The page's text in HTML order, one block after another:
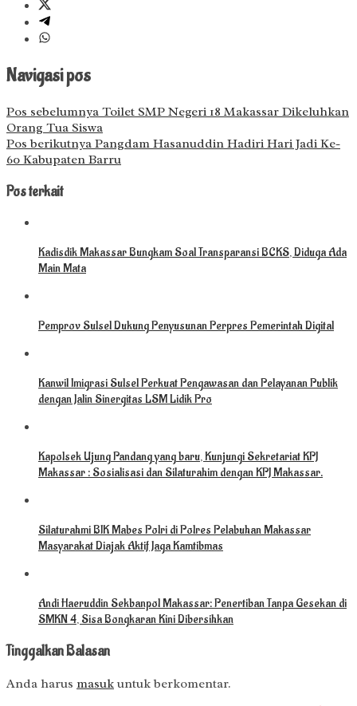
Navigasi pos
Pos sebelumnya Toilet SMP Negeri 18 Makassar Dikeluhkan
Orang Tua Siswa
Pos berikutnya Pangdam Hasanuddin Hadiri Hari Jadi Ke-
60 Kabupaten Barru
Pos terkait
Kadisdik Makassar Bungkam Soal Transparansi BCKS, Diduga Ada
Main Mata
Pemprov Sulsel Dukung Penyusunan Perpres Pemerintah Digital
Kanwil Imigrasi Sulsel Perkuat Pengawasan dan Pelayanan Publik
dengan Jalin Sinergitas LSM Lidik Pro
Kapolsek Ujung Pandang yang baru, Kunjungi Sekretariat KPJ
Makassar : Sosialisasi dan Silaturahim dengan KPJ Makassar.
Silaturahmi BIK Mabes Polri di Polres Pelabuhan Makassar
Masyarakat Diajak Aktif Jaga Kamtibmas
Andi Haeruddin Sekbanpol Makassar: Penertiban Tanpa Gesekan di
SMKN 4, Sisa Bongkaran Kini Dibersihkan
Tinggalkan Balasan
Anda harus masuk untuk berkomentar.